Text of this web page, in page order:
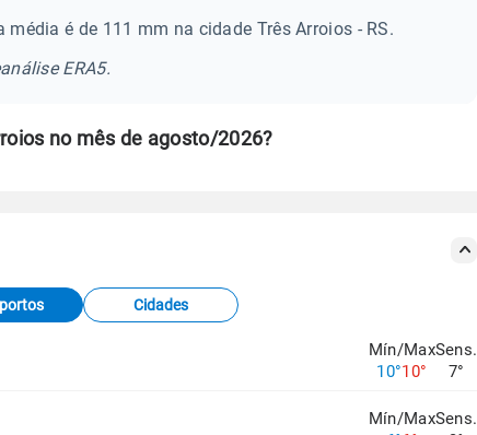
é de 111 mm na cidade Três Arroios - RS.
ERA5.
no mês de agosto/2026?
(CPTEC).
Cidades
Mín/Max
10°10°
Sens.
7°
Mín/MaxSens.